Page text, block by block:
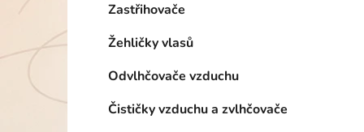
Zastřihovače
Žehličky vlasů
Odvlhčovače vzduchu
Čističky vzduchu a zvlhčovače